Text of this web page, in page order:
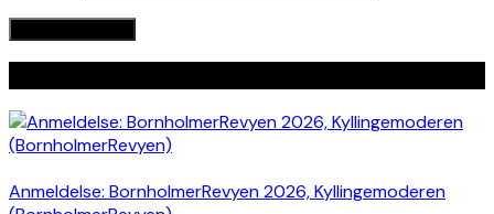
Anmeldelse: BornholmerRevyen 2026, Kyllingemoderen